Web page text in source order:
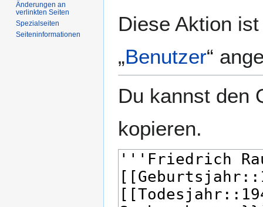
Diese Aktion
„Benutzer“
Du kannst den
kopieren.
Änderungen an
verlinkten Seiten
Spezialseiten
Seiten­­informationen